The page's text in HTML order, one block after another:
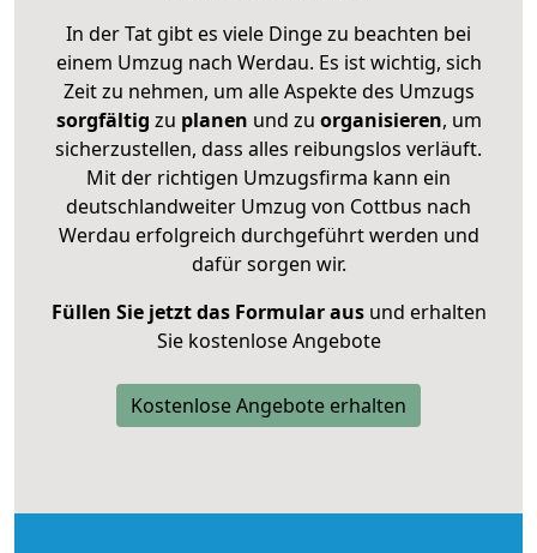
In der Tat gibt es viele Dinge zu beachten bei
einem Umzug nach Werdau. Es ist wichtig, sich
Zeit zu nehmen, um alle Aspekte des Umzugs
sorgfältig zu planen und zu organisieren, um
sicherzustellen, dass alles reibungslos verläuft.
Mit der richtigen Umzugsfirma kann ein
deutschlandweiter Umzug von Cottbus nach
Werdau erfolgreich durchgeführt werden und
dafür sorgen wir.
Füllen Sie jetzt das Formular ausund erhalten
Sie kostenlose Angebote
Kostenlose Angebote erhalten